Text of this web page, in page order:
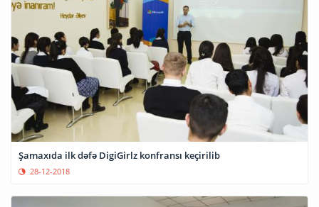
Şamaxıda ilk dəfə DigiGirlz konfransı keçirilib
28-12-2018